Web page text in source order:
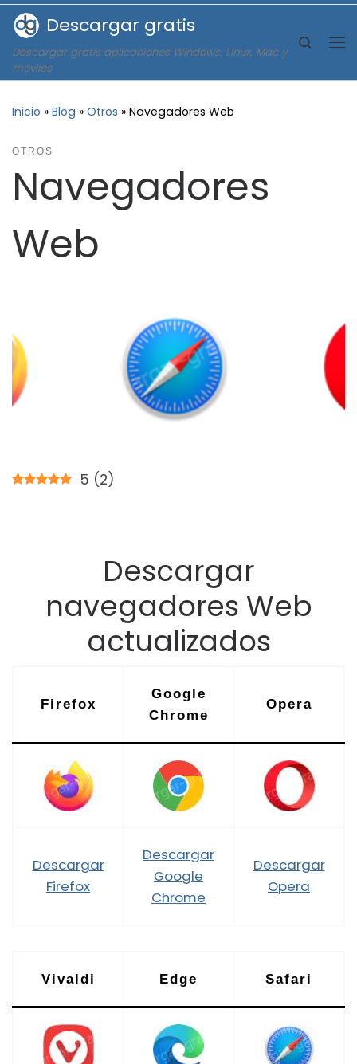
Saltar al contenido
Descargar gratis
Descargar gratis aplicaciones Windows, Linux, Mac y
móviles
Search
Inicio » Blog » Otros » Navegadores Web
OTROS
Navegadores
Web
5 (2)
Descargar
navegadores Web
actualizados
Firefox
Google
Chrome
Opera
Descargar
Firefox
Descargar
Google
Chrome
Descargar
Opera
Vivaldi Edge Safari